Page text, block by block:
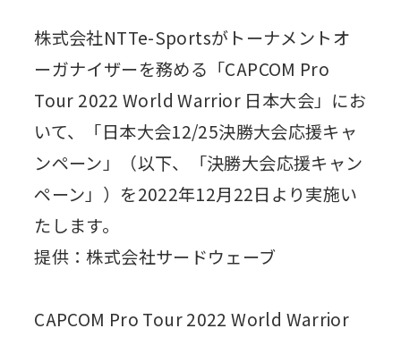
株式会社NTTe-Sportsがトーナメントオ
ーガナイザーを務める「CAPCOM Pro
Tour 2022 World Warrior 日本大会」にお
いて、「日本大会12/25決勝大会応援キャ
ンペーン」（以下、「決勝大会応援キャン
ペーン」）を2022年12月22日より実施い
たします。
提供：株式会社サードウェーブ
CAPCOM Pro Tour 2022 World Warrior